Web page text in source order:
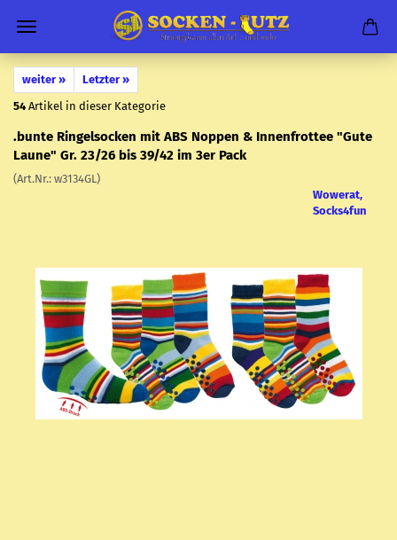
weiter »
Letzter »
54 Artikel in dieser Kategorie
.bunte Rin­gel­so­cken mit ABS Nop­pen & In­nen­frot­tee "Gute
Laune" Gr. 23/26 bis 39/42 im 3er Pack
(Art.Nr.: w3134GL)
Wowerat,
Socks4fun